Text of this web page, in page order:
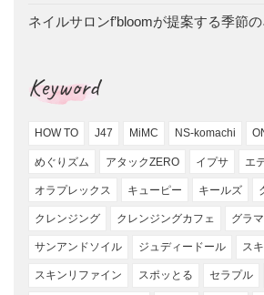
ネイルサロンf’bloomが提案する季節
Keyword
HOW TO J47 MiMC NS-komachi
めぐりズム アタックZERO イプサ エ
オラプレックス キューピー キールズ
クレンジング クレンジングカフェ グラ
サンアンドソイル ジュディードール ス
スキンリファイン スポッとる セラプル